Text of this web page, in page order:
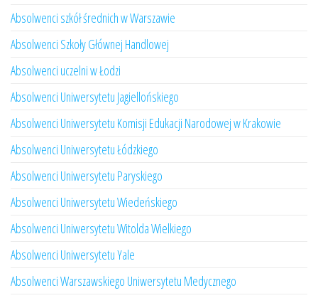
Absolwenci szkół średnich w Warszawie
Absolwenci Szkoły Głównej Handlowej
Absolwenci uczelni w Łodzi
Absolwenci Uniwersytetu Jagiellońskiego
Absolwenci Uniwersytetu Komisji Edukacji Narodowej w Krakowie
Absolwenci Uniwersytetu Łódzkiego
Absolwenci Uniwersytetu Paryskiego
Absolwenci Uniwersytetu Wiedeńskiego
Absolwenci Uniwersytetu Witolda Wielkiego
Absolwenci Uniwersytetu Yale
Absolwenci Warszawskiego Uniwersytetu Medycznego